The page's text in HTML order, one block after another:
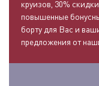
круизов, 30%
повышенные
борту для Вас и
предложения от